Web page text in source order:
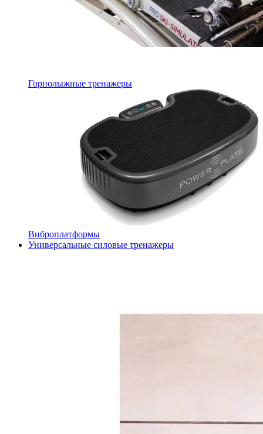
Горнолыжные тренажеры
Виброплатформы
Универсальные силовые тренажеры